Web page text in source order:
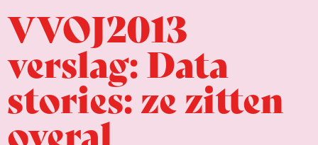
VVOJ2013
verslag: Data
stories: ze zitten
overal